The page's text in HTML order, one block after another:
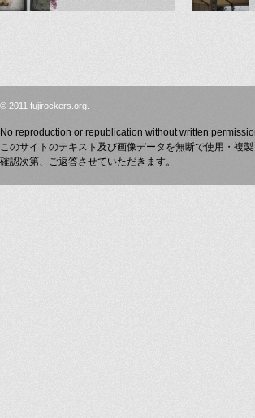
© 2011 fujirockers.org.
No reproduction or republication without written
このサイトのテキスト及び画像データを無断で使用・複
確認次第、ご返答させていただきます。